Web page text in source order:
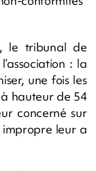
le tribunal de
: la
une fois les
à hauteur de 54
concerné sur
impropre leur a